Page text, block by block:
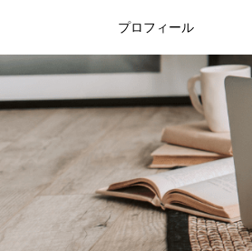
プロフィール